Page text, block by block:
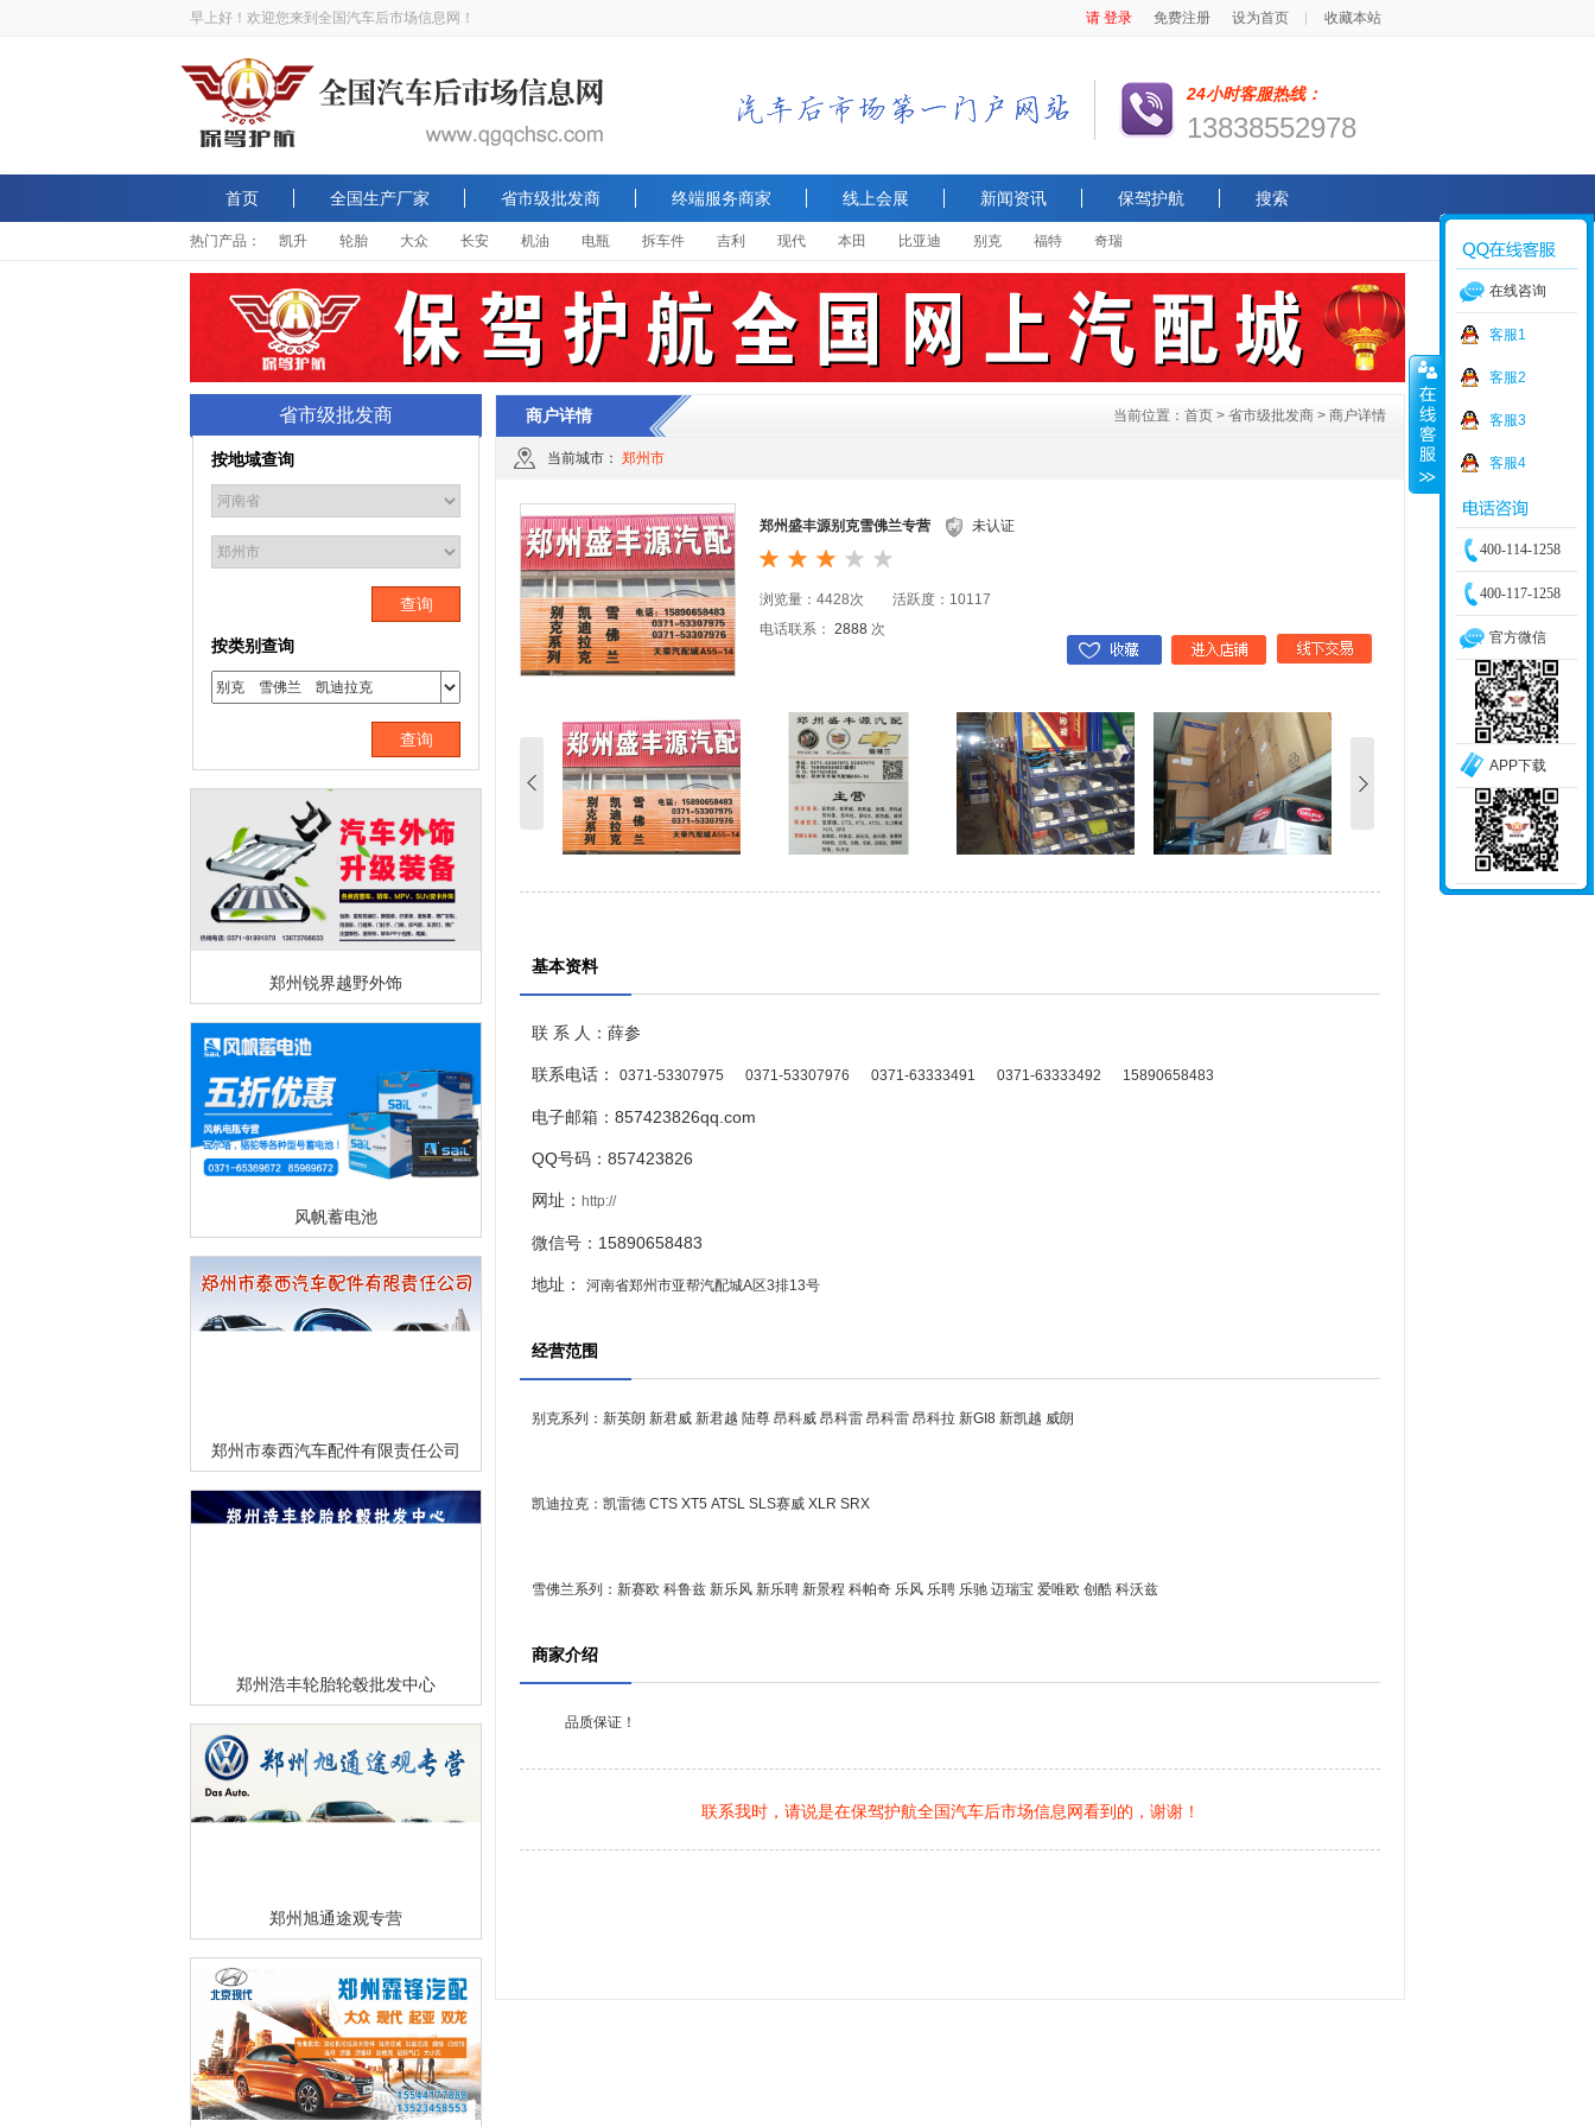
早上好！欢迎您来到全国汽车后市场信息网！ 请 登录 免费注册 设为首页 收藏本站
24小时客服热线：
13838552978
首页 全国生产厂家 省市级批发商 终端服务商家 线上会展 新闻资讯 保驾护航 搜索
热门产品： 凯升 轮胎 大众 长安 机油 电瓶 拆车件 吉利 现代 本田 比亚迪 别克 福特 奇瑞
省市级批发商
按地域查询
查询
按类别查询
查询
郑州锐界越野外饰
风帆蓄电池
郑州市泰西汽车配件有限责任公司
郑州浩丰轮胎轮毂批发中心
郑州旭通途观专营
商户详情 当前位置： 首页 > 省市级批发商 > 商户详情
当前城市： 郑州市
郑州盛丰源别克雪佛兰专营 未认证
浏览量：4428次 活跃度：10117
电话联系： 2888 次
基本资料
联 系 人：薛参
联系电话： 0371-53307975 0371-53307976 0371-63333491 0371-63333492 15890658483
电子邮箱：857423826qq.com
QQ号码：857423826
网址： http://
微信号：15890658483
地址： 河南省郑州市亚帮汽配城A区3排13号
经营范围
别克系列：新英朗 新君威 新君越 陆尊 昂科威 昂科雷 昂科雷 昂科拉 新GI8 新凯越 威朗
凯迪拉克：凯雷德 CTS XT5 ATSL SLS赛威 XLR SRX
雪佛兰系列：新赛欧 科鲁兹 新乐风 新乐聘 新景程 科帕奇 乐风 乐聘 乐驰 迈瑞宝 爱唯欧 创酷 科沃兹
商家介绍
品质保证！
联系我时，请说是在保驾护航全国汽车后市场信息网看到的，谢谢！
在线咨询
客服1
客服2
客服3
客服4
400-114-1258
400-117-1258
官方微信
APP下载